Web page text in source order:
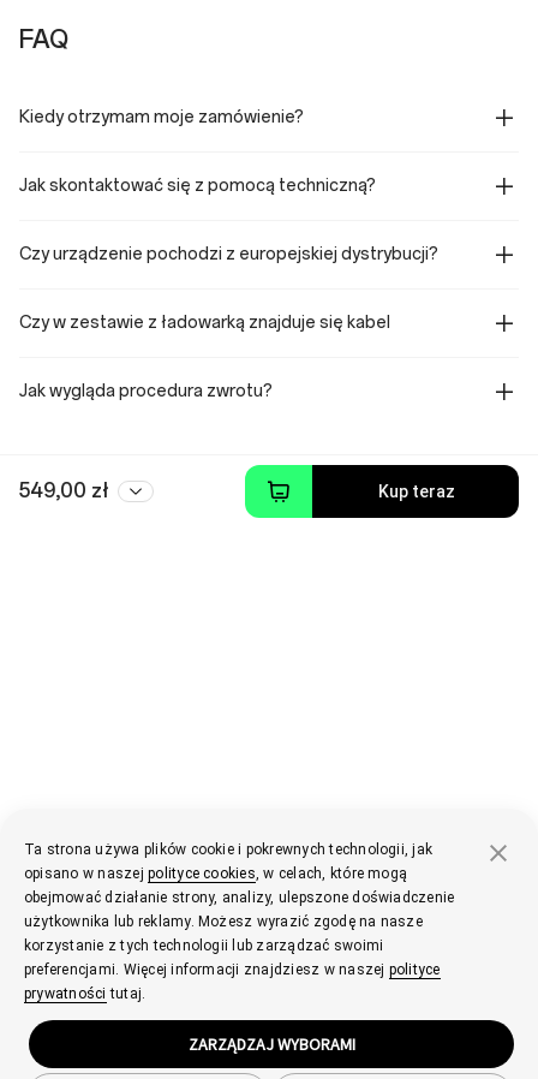
FAQ
Kiedy otrzymam moje zamówienie?
Jak skontaktować się z pomocą techniczną?
Czy urządzenie pochodzi z europejskiej dystrybucji?
Czy w zestawie z ładowarką znajduje się kabel
Jak wygląda procedura zwrotu?
549,00 zł Kup teraz
Ta strona używa plików cookie i pokrewnych technologii, jak
opisano w naszejpolityce cookies, w celach, które mogą
obejmować działanie strony, analizy, ulepszone doświadczenie
użytkownika lub reklamy. Możesz wyrazić zgodę na nasze
korzystanie z tych technologii lub zarządzać swoimi
preferencjami. Więcej informacji znajdziesz w naszej polityce
prywatności tutaj.
ZARZĄDZAJ WYBORAMI